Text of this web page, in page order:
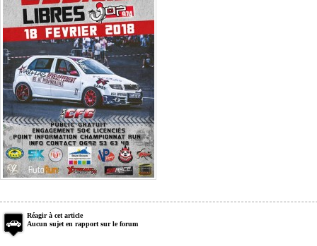
Réagir à cet article
Aucun sujet en rapport sur le forum